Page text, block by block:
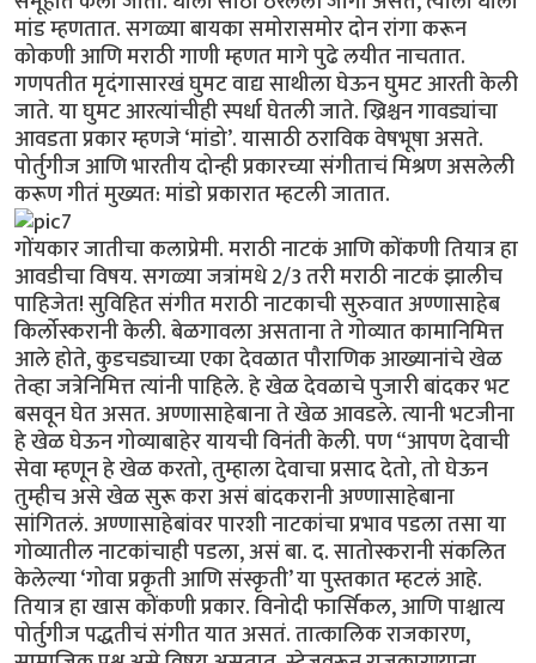
मांड म्हणतात. सगळ्या बायका समोरासमोर दोन रांगा करून
कोकणी आणि मराठी गाणी म्हणत मागे पुढे लयीत नाचतात.
गणपतीत मृदंगासारखं घुमट वाद्य साथीला घेऊन घुमट आरती केली
जाते. या घुमट आरत्यांचीही स्पर्धा घेतली जाते. ख्रिश्चन गावड्यांचा
आवडता प्रकार म्हणजे ‘मांडो’. यासाठी ठराविक वेषभूषा असते.
पोर्तुगीज आणि भारतीय दोन्ही प्रकारच्या संगीताचं मिश्रण असलेली
करूण गीतं मुख्यत: मांडो प्रकारात म्हटली जातात.
गोंयकार जातीचा कलाप्रेमी. मराठी नाटकं आणि कोंकणी तियात्र हा
आवडीचा विषय. सगळ्या जत्रांमधे 2/3 तरी मराठी नाटकं झालीच
पाहिजेत! सुविहित संगीत मराठी नाटकाची सुरुवात अण्णासाहेब
किर्लोस्करानी केली. बेळगावला असताना ते गोव्यात कामानिमित्त
आले होते, कुडचड्याच्या एका देवळात पौराणिक आख्यानांचे खेळ
तेव्हा जत्रेनिमित्त त्यांनी पाहिले. हे खेळ देवळाचे पुजारी बांदकर भट
बसवून घेत असत. अण्णासाहेबाना ते खेळ आवडले. त्यानी भटजीना
हे खेळ घेऊन गोव्याबाहेर यायची विनंती केली. पण “आपण देवाची
सेवा म्हणून हे खेळ करतो, तुम्हाला देवाचा प्रसाद देतो, तो घेऊन
तुम्हीच असे खेळ सुरू करा असं बांदकरानी अण्णासाहेबाना
सांगितलं. अण्णासाहेबांवर पारशी नाटकांचा प्रभाव पडला तसा या
गोव्यातील नाटकांचाही पडला, असं बा. द. सातोस्करानी संकलित
केलेल्या ‘गोवा प्रकृती आणि संस्कृती’ या पुस्तकात म्हटलं आहे.
तियात्र हा खास कोंकणी प्रकार. विनोदी फार्सिकल, आणि पाश्चात्य
पोर्तुगीज पद्धतीचं संगीत यात असतं. तात्कालिक राजकारण,